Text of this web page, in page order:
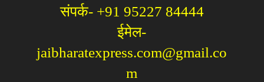
संपर्क- +91 95227 84444
ईमेल-
jaibharatexpress.com@gmail.co
m